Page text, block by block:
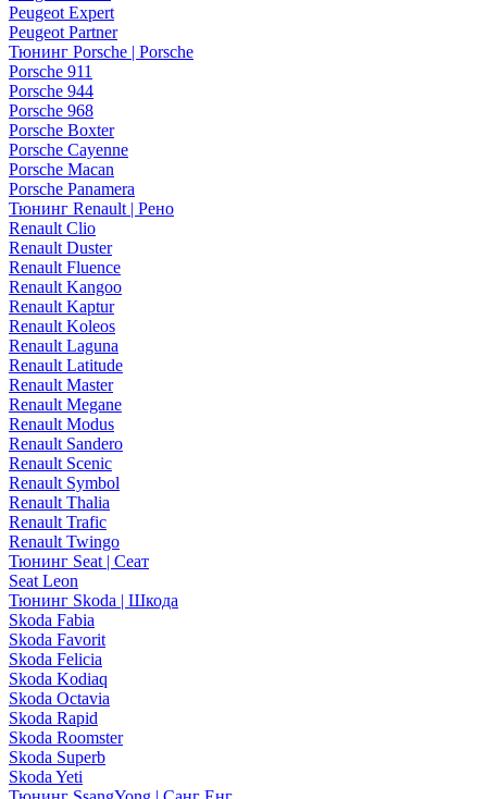
Peugeot Expert
Peugeot Partner
Тюнинг Porsche | Porsche
Porsche 911
Porsche 944
Porsche 968
Porsche Boxter
Porsche Cayenne
Porsche Macan
Porsche Panamera
Тюнинг Renault | Рено
Renault Clio
Renault Duster
Renault Fluence
Renault Kangoo
Renault Kaptur
Renault Koleos
Renault Laguna
Renault Latitude
Renault Master
Renault Megane
Renault Modus
Renault Sandero
Renault Scenic
Renault Symbol
Renault Thalia
Renault Trafic
Renault Twingo
Тюнинг Seat | Сеат
Seat Leon
Тюнинг Skoda | Шкода
Skoda Fabia
Skoda Favorit
Skoda Felicia
Skoda Kodiaq
Skoda Octavia
Skoda Rapid
Skoda Roomster
Skoda Superb
Skoda Yeti